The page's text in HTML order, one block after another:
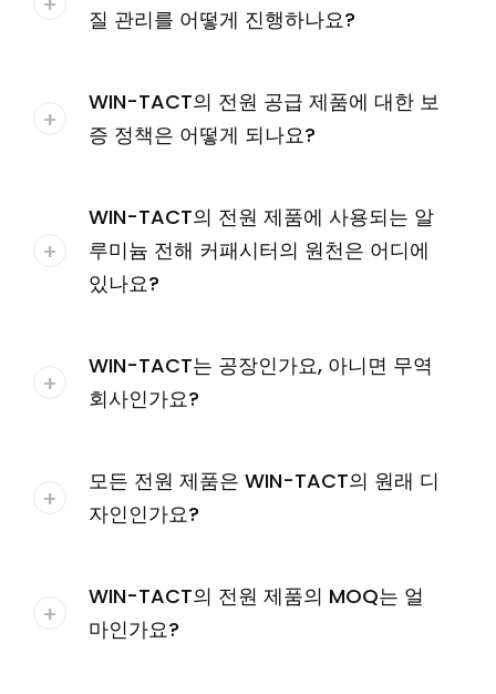
질 관리를 어떻게 진행하나요?
WIN-TACT의 전원 공급 제품에 대한 보
증 정책은 어떻게 되나요?
WIN-TACT의 전원 제품에 사용되는 알
루미늄 전해 커패시터의 원천은 어디에
있나요?
WIN-TACT는 공장인가요, 아니면 무역
회사인가요?
모든 전원 제품은 WIN-TACT의 원래 디
자인인가요?
WIN-TACT의 전원 제품의 MOQ는 얼
마인가요?